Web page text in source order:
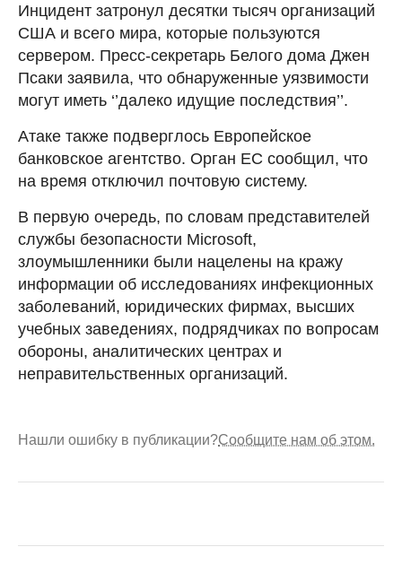
Инцидент затронул десятки тысяч организаций
США и всего мира, которые пользуются
сервером. Пресс-секретарь Белого дома Джен
Псаки заявила, что обнаруженные уязвимости
могут иметь ‘’далеко идущие последствия’’.
Атаке также подверглось Европейское
банковское агентство. Орган ЕС сообщил, что
на время отключил почтовую систему.
В первую очередь, по словам представителей
службы безопасности Microsoft,
злоумышленники были нацелены на кражу
информации об исследованиях инфекционных
заболеваний, юридических фирмах, высших
учебных заведениях, подрядчиках по вопросам
обороны, аналитических центрах и
неправительственных организаций.
Нашли ошибку в публикации?Сообщите нам об этом.